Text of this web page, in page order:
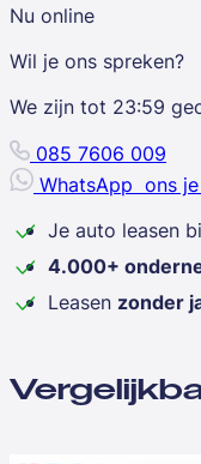
Nu online
Wil je ons spreken?
We zijn tot 23:59
085 7606 009
WhatsApp ons
Je auto leasen
4.000+
Leasen zonder